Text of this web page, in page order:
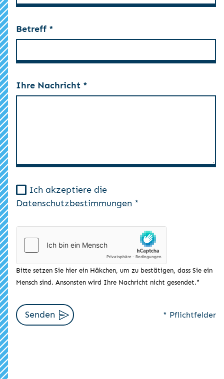
Betreff *
Ihre Nachricht *
Ich akzeptiere die
Datenschutzbestimmungen *
Bitte setzen Sie hier ein Häkchen, um zu bestätigen, dass Sie ein
Mensch sind. Ansonsten wird Ihre Nachricht nicht gesendet.*
Senden * Pflichtfelder